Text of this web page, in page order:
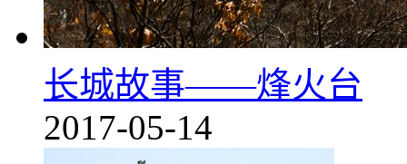
长城故事——烽火台
2017-05-14